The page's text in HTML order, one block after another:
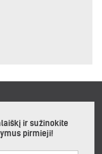
ir sužinokite
pirmieji!